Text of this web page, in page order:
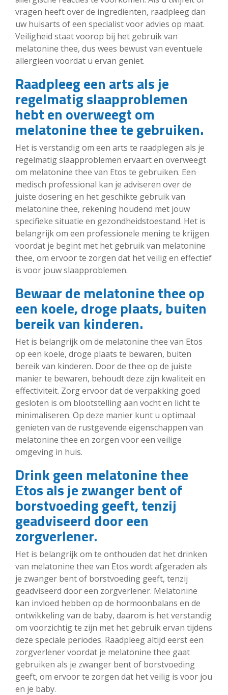
vragen heeft over de ingrediënten, raadpleeg dan
uw huisarts of een specialist voor advies op maat.
Veiligheid staat voorop bij het gebruik van
melatonine thee, dus wees bewust van eventuele
allergieën voordat u ervan geniet.
Raadpleeg een arts als je
regelmatig slaapproblemen
hebt en overweegt om
melatonine thee te gebruiken.
Het is verstandig om een arts te raadplegen als je
regelmatig slaapproblemen ervaart en overweegt
om melatonine thee van Etos te gebruiken. Een
medisch professional kan je adviseren over de
juiste dosering en het geschikte gebruik van
melatonine thee, rekening houdend met jouw
specifieke situatie en gezondheidstoestand. Het is
belangrijk om een professionele mening te krijgen
voordat je begint met het gebruik van melatonine
thee, om ervoor te zorgen dat het veilig en effectief
is voor jouw slaapproblemen.
Bewaar de melatonine thee op
een koele, droge plaats, buiten
bereik van kinderen.
Het is belangrijk om de melatonine thee van Etos
op een koele, droge plaats te bewaren, buiten
bereik van kinderen. Door de thee op de juiste
manier te bewaren, behoudt deze zijn kwaliteit en
effectiviteit. Zorg ervoor dat de verpakking goed
gesloten is om blootstelling aan vocht en licht te
minimaliseren. Op deze manier kunt u optimaal
genieten van de rustgevende eigenschappen van
melatonine thee en zorgen voor een veilige
omgeving in huis.
Drink geen melatonine thee
Etos als je zwanger bent of
borstvoeding geeft, tenzij
geadviseerd door een
zorgverlener.
Het is belangrijk om te onthouden dat het drinken
van melatonine thee van Etos wordt afgeraden als
je zwanger bent of borstvoeding geeft, tenzij
geadviseerd door een zorgverlener. Melatonine
kan invloed hebben op de hormoonbalans en de
ontwikkeling van de baby, daarom is het verstandig
om voorzichtig te zijn met het gebruik ervan tijdens
deze speciale periodes. Raadpleeg altijd eerst een
zorgverlener voordat je melatonine thee gaat
gebruiken als je zwanger bent of borstvoeding
geeft, om ervoor te zorgen dat het veilig is voor jou
en je baby.